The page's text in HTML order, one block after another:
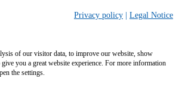
Privacy policy Legal Notice
of our visitor data, to improve our website, show
you a great website experience. For more information
the settings.